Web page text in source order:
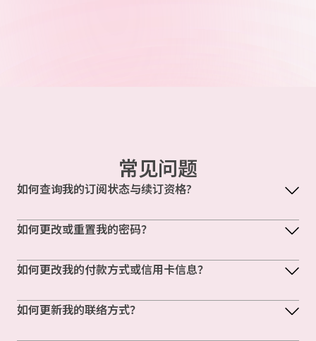
常见问题
如何查询我的订阅状态与续订资格?
如何更改或重置我的密码？
如何更改我的付款方式或信用卡信息？
如何更新我的联络方式？